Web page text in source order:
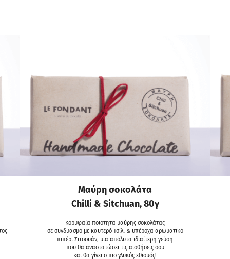
Mαύρη σοκολάτα
Chilli & Sitchuan, 80γ
Κορυφαία ποιότητα μαύρης σοκολάτας
σε συνδυασμό με καυτερό Τσίλι & υπέροχα αρωματικό
πιπέρι Σιτσουάν, μια απόλυτα ιδιαίτερη γεύση
που θα αναστατώσει τις αισθήσεις σου
και θα γίνει ο πιο γλυκός εθισμός!